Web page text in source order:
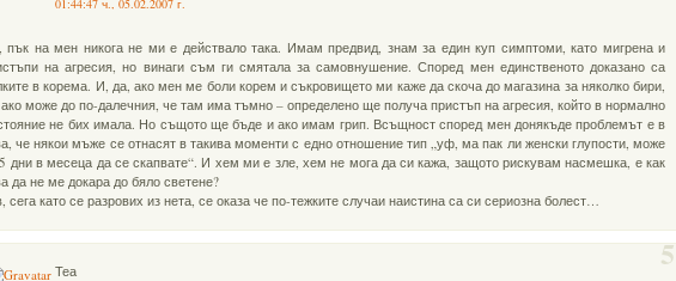
01:44:47 ч., 05.02.2007 г.
пък на мен никога не ми е действало така. Имам предвид, знам за един куп симптоми, като мигрена и
на агресия, но винаги съм ги смятала за самовнушение. Според мен единственото доказано са
в корема. И, да, ако мен ме боли корем и съкровището ми каже да скоча до магазина за няколко бири,
може до по-далечния, че там има тъмно – определено ще получа пристъп на агресия, който в нормално
не бих имала. Но същото ще бъде и ако имам грип. Всъщност според мен донякъде проблемът е в
че някои мъже се отнасят в такива моменти с едно отношение тип „уф, ма пак ли женски глупости, може
дни в месеца да се скапвате“. И хем ми е зле, хем не мога да си кажа, защото рискувам насмешка, е как
да не ме докара до бяло светене?
сега като се разрових из нета, се оказа че по-тежките случаи наистина са си сериозна болест…
Теа 5